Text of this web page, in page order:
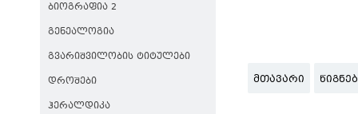
ᲑᲘᲝᲒᲠᲐᲤᲘᲐ 2
ᲒᲔᲜᲔᲐᲚᲝᲒᲘᲐ
ᲒᲕᲐᲠᲘᲨᲕᲘᲚᲝᲑᲘᲡ ᲢᲘᲢᲣᲚᲔᲑᲘ
ᲓᲠᲝᲨᲔᲑᲘ
ᲰᲔᲠᲐᲚᲓᲘᲙᲐ
ᲛᲗᲐᲕᲐᲠᲘ